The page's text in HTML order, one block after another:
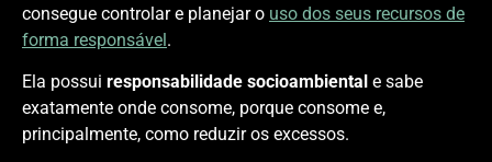
consegue controlar e planejar o uso dos seus recursos de
forma responsável.
Ela possui responsabilidade socioambiental e sabe
exatamente onde consome, porque consome e,
principalmente, como reduzir os excessos.